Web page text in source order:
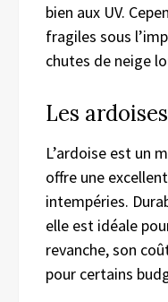
bien aux UV.
fragiles sous
chutes de neige
Les
L’ardoise est un
offre une
intempéries.
elle est idéale
revanche, son
pour certains